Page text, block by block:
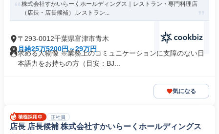
株式会社すかいらーくホールディングス｜レストラン・専門料理店
（店長・店長候補）,レストラン...
〒293-0012千葉県富津市青木
月給25万5200円～29万円
求める人物像 ※業務上のコミュニケーションに支障のない日
本語力をお持ちの方（目安：BJ...
気になる
正社員
店長 店長候補 株式会社すかいらーくホールディングス